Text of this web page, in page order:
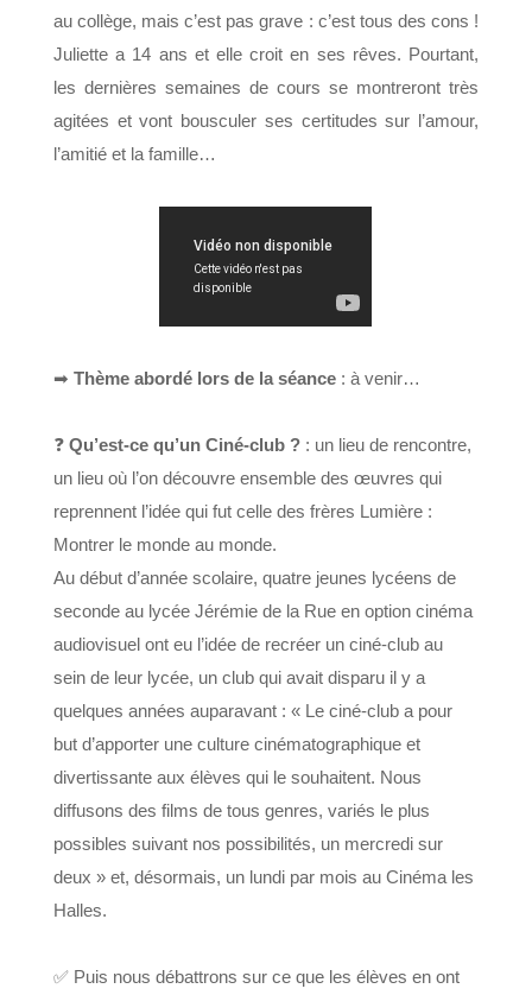
au collège, mais c’est pas grave : c’est tous des cons !
Juliette a 14 ans et elle croit en ses rêves. Pourtant,
les dernières semaines de cours se montreront très
agitées et vont bousculer ses certitudes sur l’amour,
l’amitié et la famille…
➡︎ Thème abordé lors de la séance: à venir…
❓ Qu’est-ce qu’un Ciné-club ?: un lieu de rencontre,
un lieu où l’on découvre ensemble des œuvres qui
reprennent l’idée qui fut celle des frères Lumière :
Montrer le monde au monde.
Au début d’année scolaire, quatre jeunes lycéens de
seconde au lycée Jérémie de la Rue en option cinéma
audiovisuel ont eu l’idée de recréer un ciné-club au
sein de leur lycée, un club qui avait disparu il y a
quelques années auparavant : « Le ciné-club a pour
but d’apporter une culture cinématographique et
divertissante aux élèves qui le souhaitent. Nous
diffusons des films de tous genres, variés le plus
possibles suivant nos possibilités, un mercredi sur
deux » et, désormais, un lundi par mois au Cinéma les
Halles.
✅ Puis nous débattrons sur ce que les élèves en ont